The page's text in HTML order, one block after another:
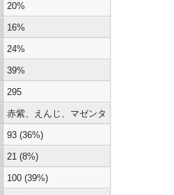
20%
16%
24%
39%
295
赤紫、えんじ、マゼンタ
93 (36%)
21 (8%)
100 (39%)